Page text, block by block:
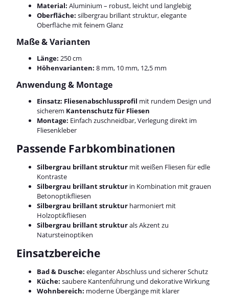
Material: Aluminium – robust, leicht und langlebig
Oberfläche: silbergrau brillant struktur, elegante
Oberfläche mit feinem Glanz
Maße & Varianten
Länge: 250 cm
Höhenvarianten: 8 mm, 10 mm, 12,5 mm
Anwendung & Montage
Einsatz: Fliesenabschlussprofil mit rundem Design und
sicherem Kantenschutz für Fliesen
Montage: Einfach zuschneidbar, Verlegung direkt im
Fliesenkleber
Passende Farbkombinationen
Silbergrau brillant strukturmit weißen Fliesen für edle
Kontraste
Silbergrau brillant strukturin Kombination mit grauen
Betonoptikfliesen
Silbergrau brillant strukturharmoniert mit
Holzoptikfliesen
Silbergrau brillant strukturals Akzent zu
Natursteinoptiken
Einsatzbereiche
Bad & Dusche: eleganter Abschluss und sicherer Schutz
Küche: saubere Kantenführung und dekorative Wirkung
Wohnbereich: moderne Übergänge mit klarer